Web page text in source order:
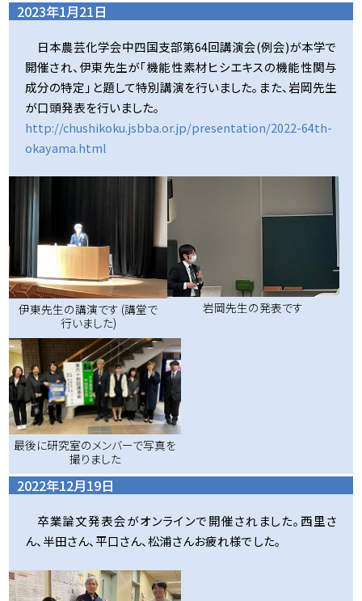
2023年1月21日
日本農芸化学会中四国支部第64回講演会(例会)が本学で
開催され、伊東先生が「機能性素材ヒシエキスの機能性関与
成分の特定」と題して特別講演を行いました。また、岩岡先生
が口頭発表を行いました。
http://chushikoku.jsbba.or.jp/presentation/2022-64th-
okayama.html
伊東先生の講演です (講堂で
行いました)
岩岡先生の発表です
最後に研究室のメンバーで写真を
撮りました
2022年12月19日
卒業論文発表会がオンラインで開催されました。西里さ
ん、半田さん、平口さん、松浦さんお疲れ様でした。